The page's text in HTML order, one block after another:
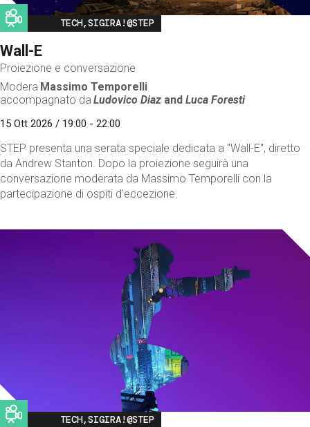
Image
TECH,SIGIRA!@STEP
Wall-E
Proiezione e conversazione
Modera Massimo Temporelli
accompagnato da Ludovico Diaz andLuca Foresti
15 Ott 2026 / 19:00 - 22:00
STEP presenta una serata speciale dedicata a "Wall-E", diretto
da Andrew Stanton. Dopo la proiezione seguirà una
conversazione moderata da Massimo Temporelli con la
partecipazione di ospiti d'eccezione.
Image
TECH,SIGIRA!@STEP